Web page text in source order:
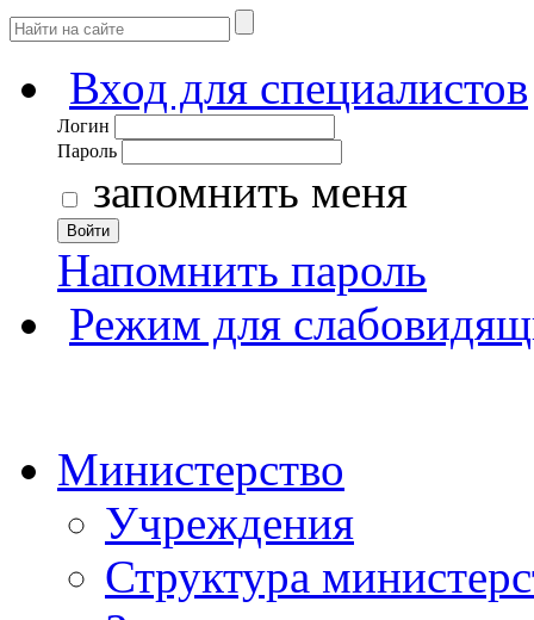
Вход для специалистов
Логин
Пароль
запомнить меня
Войти
Напомнить пароль
Режим для
Министерство
Учреждения
Структура